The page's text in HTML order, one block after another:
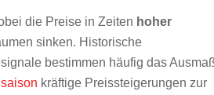
die Preise in Zeiten hoher
sinken. Historische
bestimmen häufig das
kräftige Preissteigerungen zur